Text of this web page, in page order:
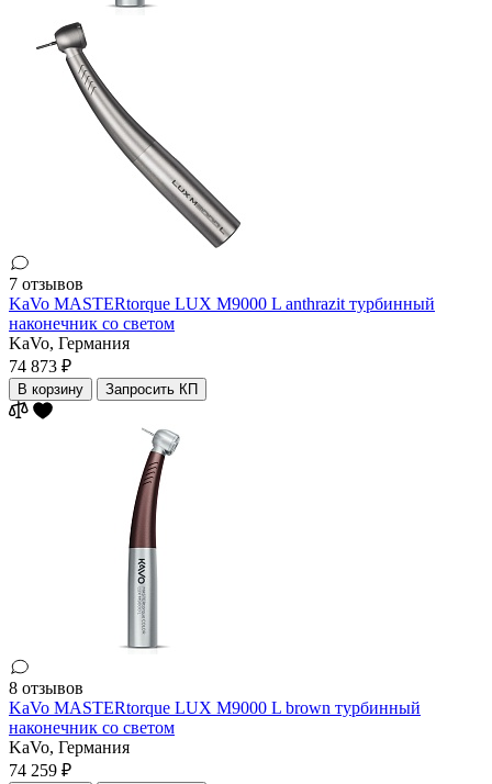
7 отзывов
KaVo MASTERtorque LUX M9000 L anthrazit турбинный
наконечник со светом
KaVo, Германия
74 873 ₽
В корзину Запросить КП
8 отзывов
KaVo MASTERtorque LUX M9000 L brown турбинный
наконечник со светом
KaVo, Германия
74 259 ₽